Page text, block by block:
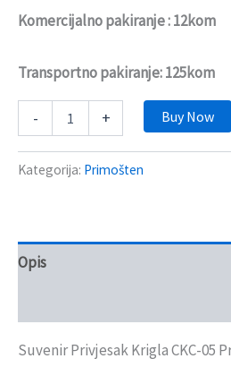
Komercijalno pakiranje : 12kom
Transportno pakiranje: 125kom
- + Buy Now
Kategorija: Primošten
Opis
Suvenir Privjesak Krigla CKC-05